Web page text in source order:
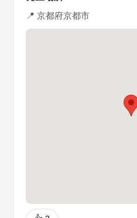
📍 京都府京都市